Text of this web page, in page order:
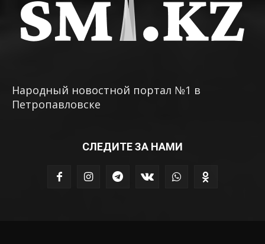
Народный новостной портал №1 в
Петропавловске
СЛЕДИТЕ ЗА НАМИ